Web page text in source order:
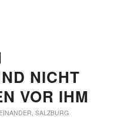
NICHT
VOR IHM
, SALZBURG